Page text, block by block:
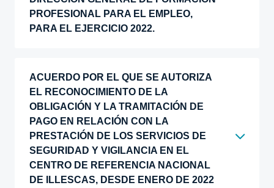
PROFESIONAL PARA EL EMPLEO,
PARA EL EJERCICIO 2022.
ACUERDO POR EL QUE SE AUTORIZA
EL RECONOCIMIENTO DE LA
OBLIGACIÓN Y LA TRAMITACIÓN DE
PAGO EN RELACIÓN CON LA
PRESTACIÓN DE LOS SERVICIOS DE
SEGURIDAD Y VIGILANCIA EN EL
CENTRO DE REFERENCIA NACIONAL
DE ILLESCAS, DESDE ENERO DE 2022